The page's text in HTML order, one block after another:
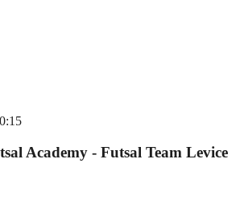
Academy - Futsal Team Levice